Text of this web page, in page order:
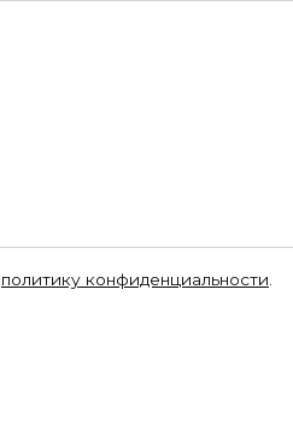
политику конфиденциальности